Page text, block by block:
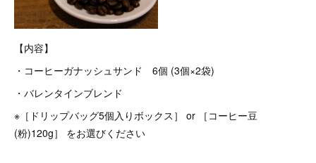
【内容】
・コーヒーガナッシュサンド 6個 (3個×2袋)
・バレンタインブレンド
※［ドリップバッグ5個入りボックス］ or ［コーヒー豆
(粉)120g］ をお選びください